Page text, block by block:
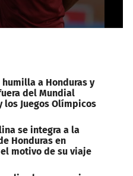
humilla a Honduras y
del Mundial
los Juegos Olímpicos
se integra a la
Honduras en
motivo de su viaje